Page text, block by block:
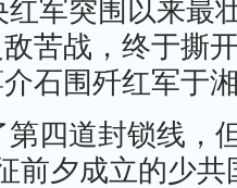
军突围以来最
苦战，终于撕
石围歼红军于
四道封锁线，
前夕成立的少